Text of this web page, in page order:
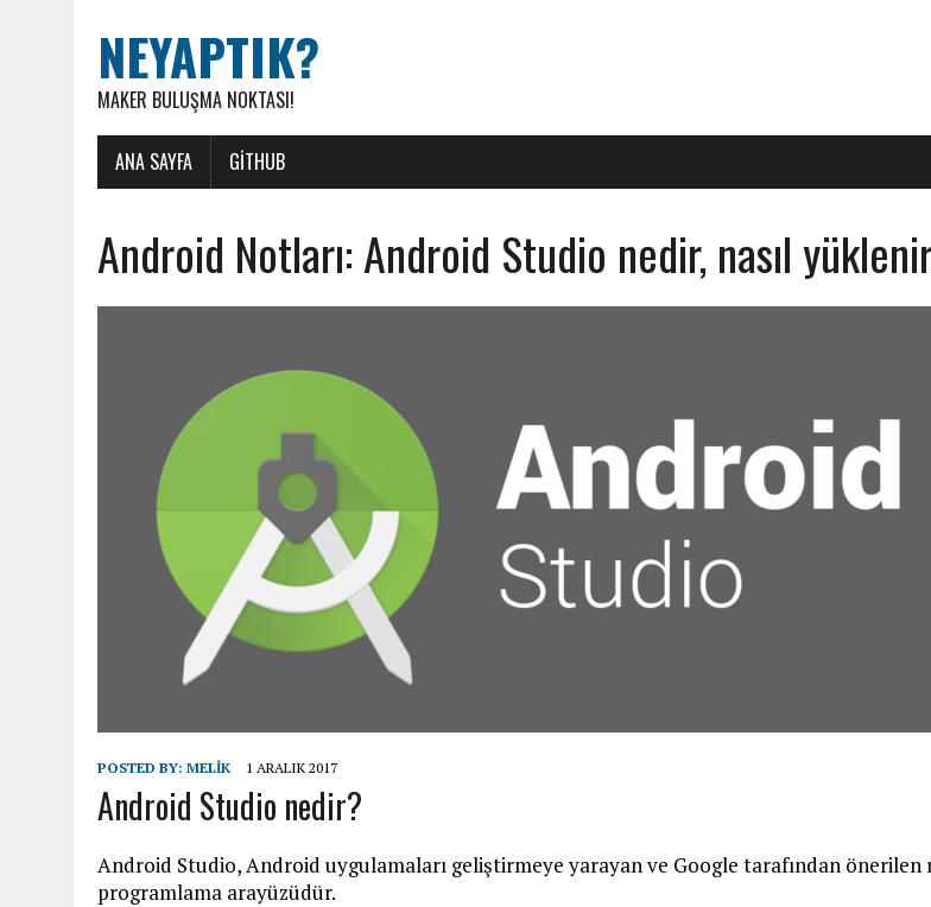
NEYAPTIK?
MAKER BULUŞMA NOKTASI!
ANA SAYFA GITHUB
Android Notları: Android Studio nedir, nasıl
POSTED BY: MELIK 1 ARALIK 2017
Android Studio nedir?
Android Studio, Android uygulamaları geliştirmeye yarayan ve Google tarafından önerilen
programlama arayüzüdür.